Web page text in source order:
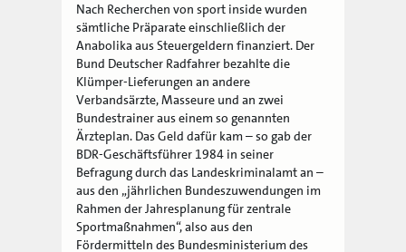
Nach Recherchen von sport inside wurden
sämtliche Präparate einschließlich der
Anabolika aus Steuergeldern finanziert. Der
Bund Deutscher Radfahrer bezahlte die
Klümper-Lieferungen an andere
Verbandsärzte, Masseure und an zwei
Bundestrainer aus einem so genannten
Ärzteplan. Das Geld dafür kam – so gab der
BDR-Geschäftsführer 1984 in seiner
Befragung durch das Landeskriminalamt an –
aus den „jährlichen Bundeszuwendungen im
Rahmen der Jahresplanung für zentrale
Sportmaßnahmen“, also aus den
Fördermitteln des Bundesministerium des